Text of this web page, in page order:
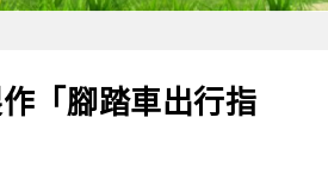
「腳踏車出行指